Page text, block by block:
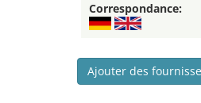
Correspondance:
Ajouter des